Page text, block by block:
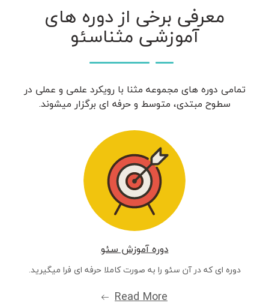
معرفی برخی از دوره های
آموزشی مثناسئو
تمامی دوره های مجموعه مثنا با رویکرد علمی و عملی در
سطوح مبتدی، متوسط و حرفه ای برگزار میشوند.
دوره آموزش سئو
دوره ای که در آن سئو را به صورت کاملا حرفه ای فرا میگیرید.
Read More